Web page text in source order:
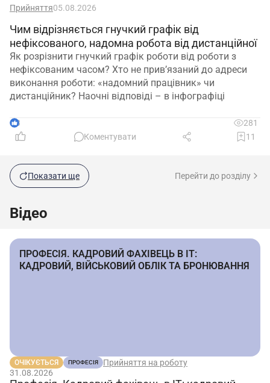
Прийняття05.08.2026
Чим відрізняється гнучкий графік від
нефіксованого, надомна робота від дистанційної
Як розрізнити гнучкий графік роботи від роботи з
нефіксованим часом? Хто не прив’язаний до адреси
виконання роботи: «надомний працівник» чи
дистанційник? Наочні відповіді – в інфографіці
3
281
Коментувати
11
Показати ще Перейти до розділу
Відео
ПРОФЕСІЯ. КАДРОВИЙ ФАХІВЕЦЬ В IT:
КАДРОВИЙ, ВІЙСЬКОВИЙ ОБЛІК ТА БРОНЮВАННЯ
ОЧІКУЄТЬСЯ ПРОФЕСІЯ
Прийняття на роботу
31.08.2026